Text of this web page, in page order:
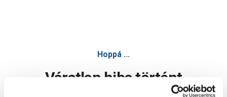
Hoppá ...
Váratlan hiba történt